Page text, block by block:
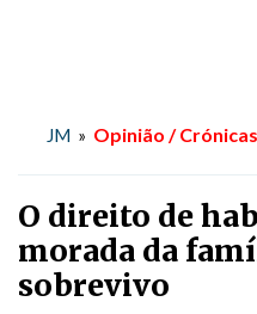
JM » Opinião / Crónicas
O direito de
morada da
sobrevivo